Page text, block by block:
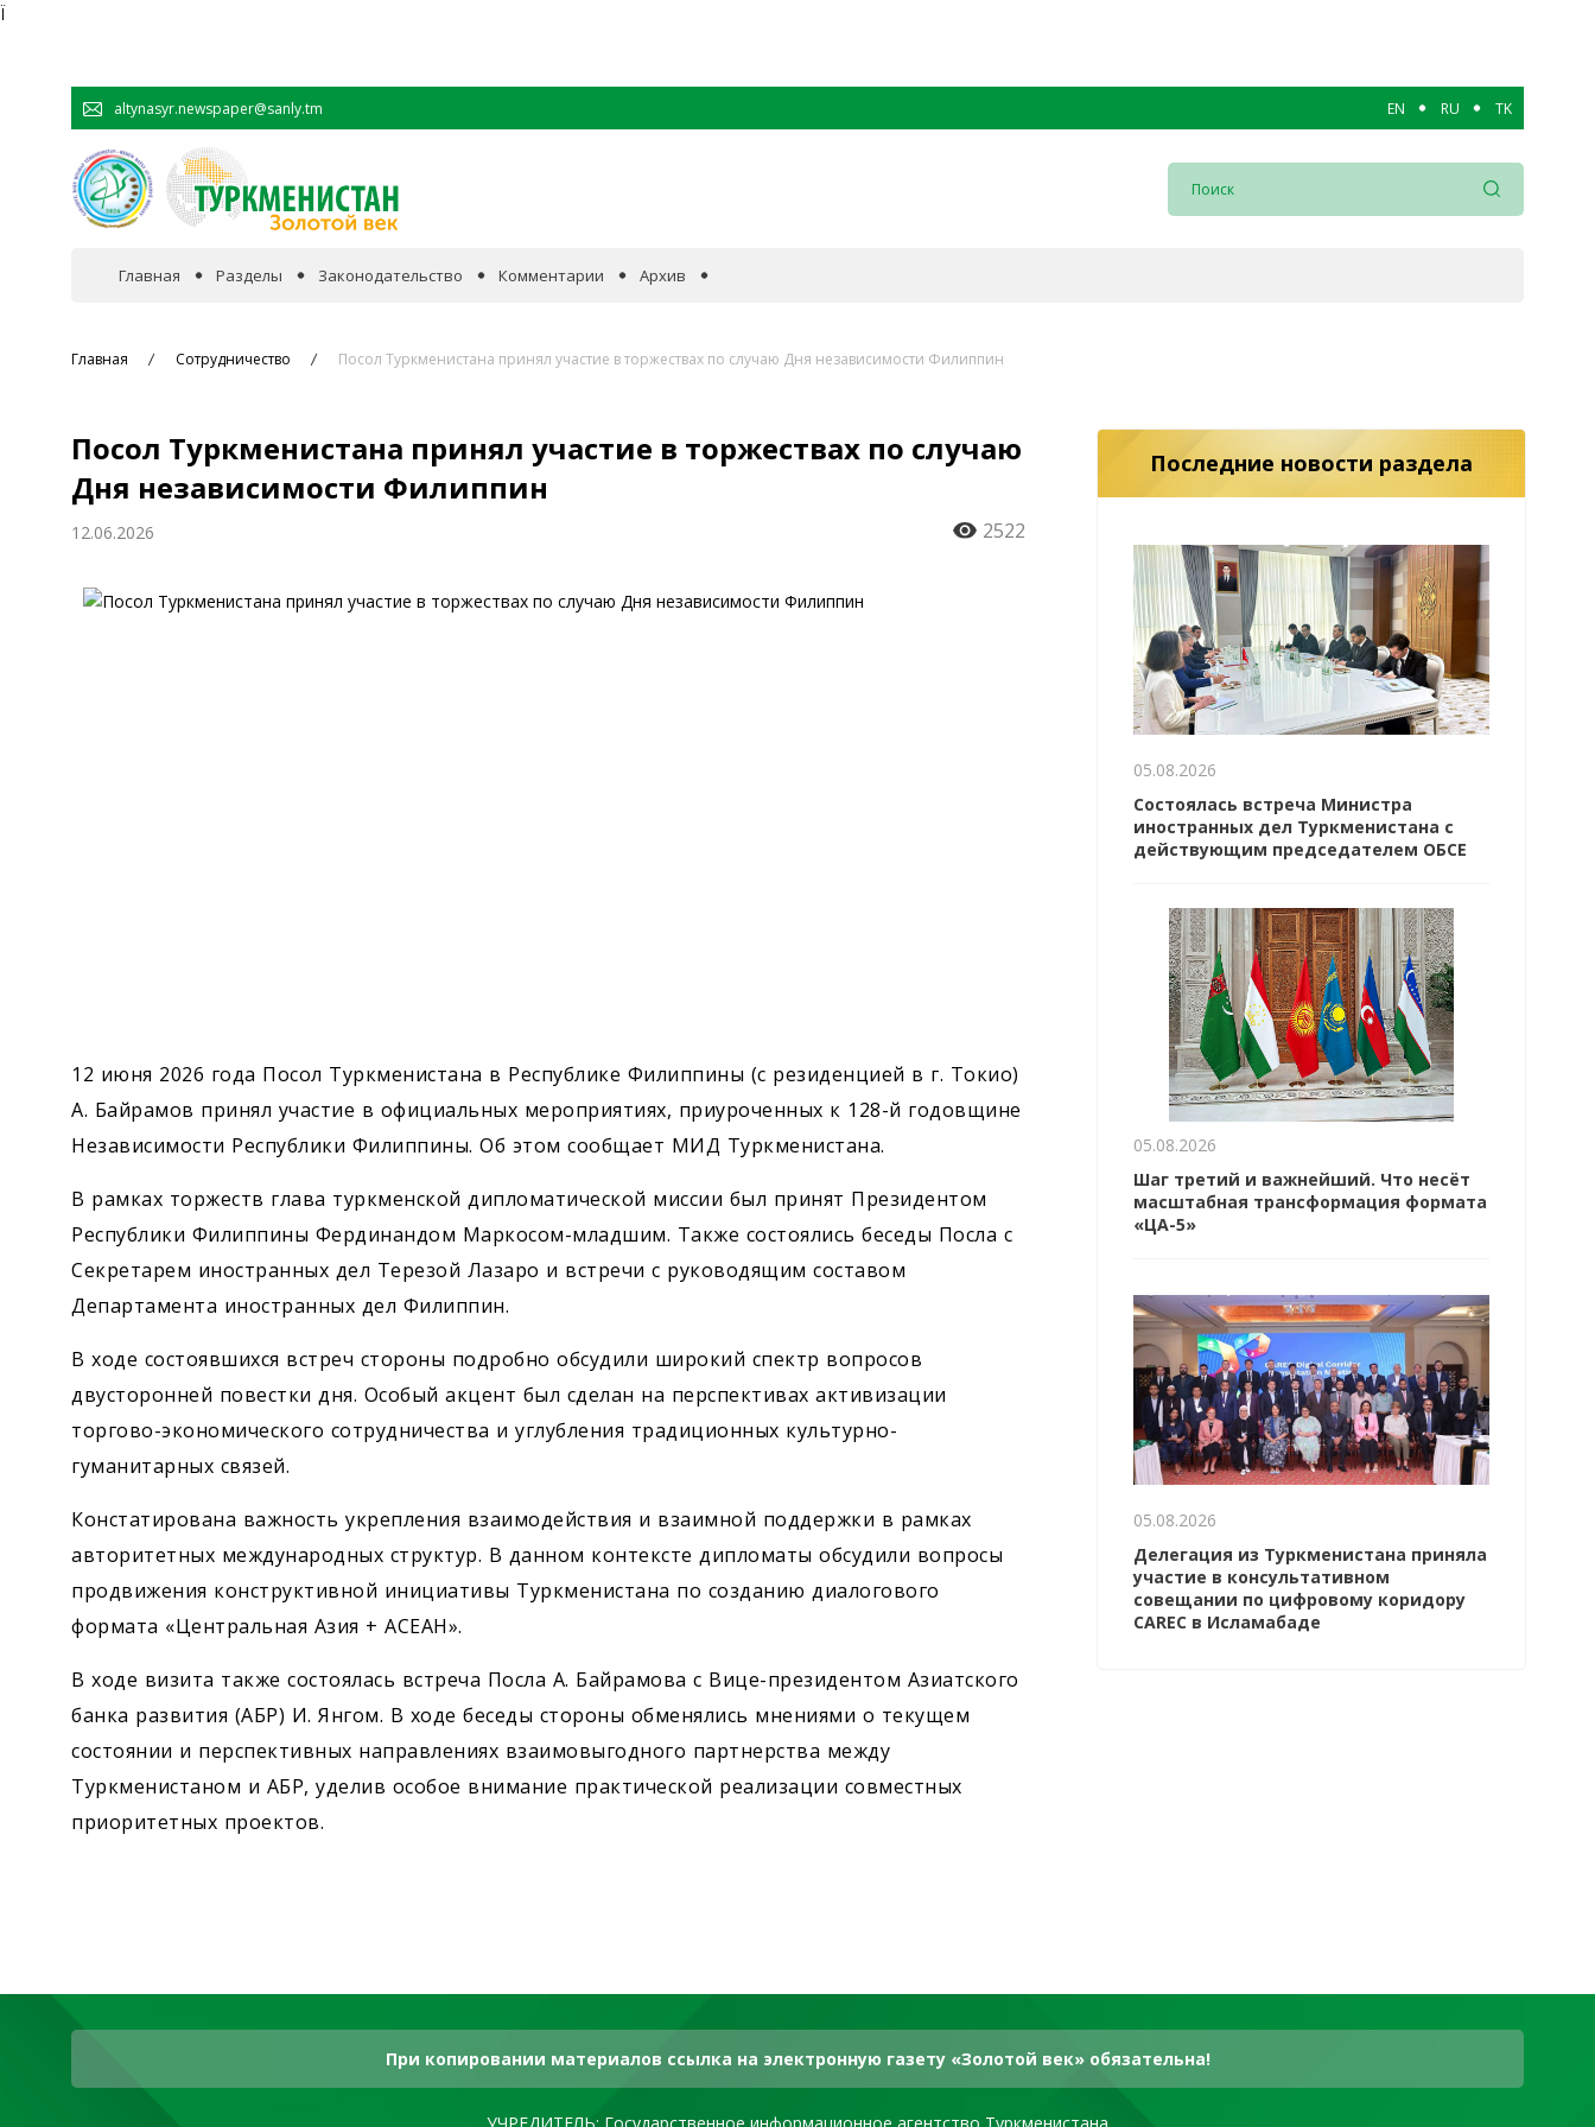
Ï
altynasyr.newspaper@sanly.tm EN RU TK
Главная Разделы
Общество
Законодательство Комментарии Архив
Главная Сотрудничество Посол Туркменистана принял участие в торжествах по случаю Дня независимости Филиппин
Посол Туркменистана принял участие в торжествах по случаю
Дня независимости Филиппин
12.06.2026 2522
12 июня 2026 года Посол Туркменистана в Республике Филиппины (с резиденцией в г. Токио)
А. Байрамов принял участие в официальных мероприятиях, приуроченных к 128-й годовщине
Независимости Республики Филиппины. Об этом сообщает МИД Туркменистана.
В рамках торжеств глава туркменской дипломатической миссии был принят Президентом
Республики Филиппины Фердинандом Маркосом-младшим. Также состоялись беседы Посла с
Секретарем иностранных дел Терезой Лазаро и встречи с руководящим составом
Департамента иностранных дел Филиппин.
В ходе состоявшихся встреч стороны подробно обсудили широкий спектр вопросов
двусторонней повестки дня. Особый акцент был сделан на перспективах активизации
торгово-экономического сотрудничества и углубления традиционных культурно-
гуманитарных связей.
Констатирована важность укрепления взаимодействия и взаимной поддержки в рамках
авторитетных международных структур. В данном контексте дипломаты обсудили вопросы
продвижения конструктивной инициативы Туркменистана по созданию диалогового
формата «Центральная Азия + АСЕАН».
В ходе визита также состоялась встреча Посла А. Байрамова с Вице-президентом Азиатского
банка развития (АБР) И. Янгом. В ходе беседы стороны обменялись мнениями о текущем
состоянии и перспективных направлениях взаимовыгодного партнерства между
Туркменистаном и АБР, уделив особое внимание практической реализации совместных
приоритетных проектов.
Последние новости раздела
05.08.2026
Состоялась встреча Министра
иностранных дел Туркменистана с
действующим председателем ОБСЕ
05.08.2026
Шаг третий и важнейший. Что несёт
масштабная трансформация формата
«ЦА-5»
05.08.2026
Делегация из Туркменистана приняла
участие в консультативном
совещании по цифровому коридору
CAREC в Исламабаде
При копировании материалов ссылка на электронную газету «Золотой век» обязательна!